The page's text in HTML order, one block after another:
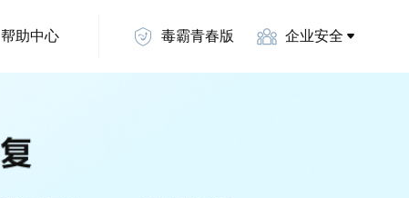
帮助中心 毒霸青春版 企业安全